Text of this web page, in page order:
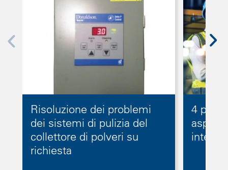
Risoluzione dei problemi
dei sistemi di pulizia del
collettore di polveri su
richiesta
4